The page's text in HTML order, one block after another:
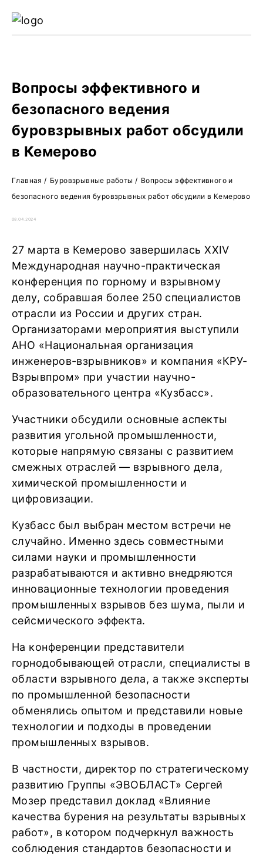
Вопросы эффективного и
безопасного ведения
буровзрывных работ обсудили
в Кемерово
Главная / Буровзрывные работы/ Вопросы эффективного и
безопасного ведения буровзрывных работ обсудили в Кемерово
08.04.2024
27 марта в Кемерово завершилась XХIV
Международная научно-практическая
конференция по горному и взрывному
делу, собравшая более 250 специалистов
отрасли из России и других стран.
Организаторами мероприятия выступили
АНО «Национальная организация
инженеров-взрывников» и компания «КРУ-
Взрывпром» при участии научно-
образовательного центра «Кузбасс».
Участники обсудили основные аспекты
развития угольной промышленности,
которые напрямую связаны с развитием
смежных отраслей — взрывного дела,
химической промышленности и
цифровизации.
Кузбасс был выбран местом встречи не
случайно. Именно здесь совместными
силами науки и промышленности
разрабатываются и активно внедряются
инновационные технологии проведения
промышленных взрывов без шума, пыли и
сейсмического эффекта.
На конференции представители
горнодобывающей отрасли, специалисты в
области взрывного дела, а также эксперты
по промышленной безопасности
обменялись опытом и представили новые
технологии и подходы в проведении
промышленных взрывов.
В частности, директор по стратегическому
развитию Группы «ЭВОБЛАСТ» Сергей
Мозер представил доклад «Влияние
качества бурения на результаты взрывных
работ», в котором подчеркнул важность
соблюдения стандартов безопасности и